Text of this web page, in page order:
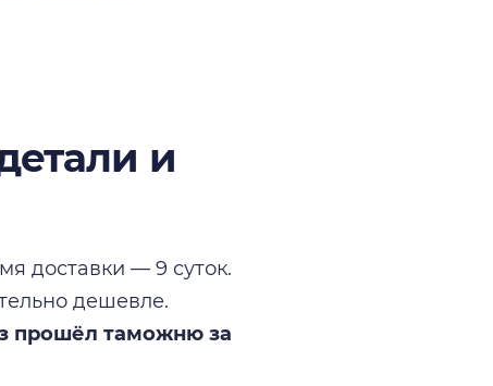
и
доставки — 9 суток.
дешевле.
прошёл таможню за